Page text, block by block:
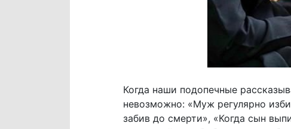
Когда наши подопечные
невозможно: «Муж регулярно
забив до смерти», «Когда сын